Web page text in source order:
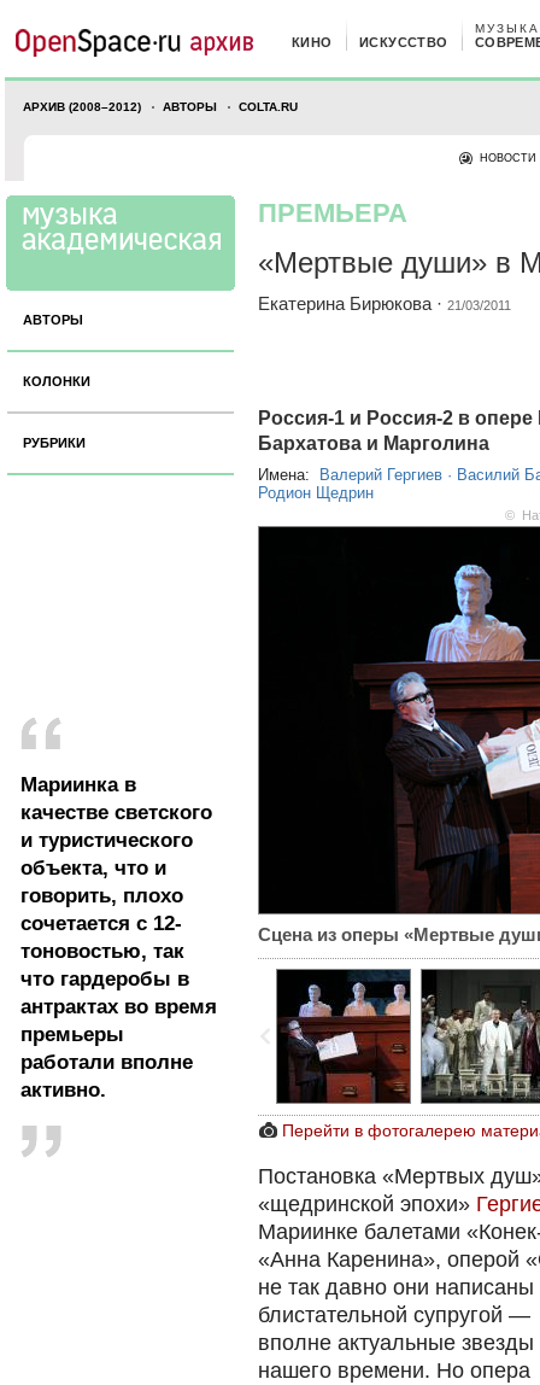
КИНО ИСКУССТВО
МУЗЫКА
АРХИВ (2008–2012) АВТОРЫ COLTA.RU
НОВОСТИ
АВТОРЫ
КОЛОНКИ
РУБРИКИ
Мариинка в
качестве светского
и туристического
объекта, что и
говорить, плохо
сочетается с 12-
тоновостью, так
что гардеробы в
антрактах во время
премьеры
работали вполне
активно.
ПРЕМЬЕРА
«Мертвые души» в
Екатерина Бирюкова · 21/03/2011
Россия-1 и Россия-2 в
Бархатова и Марголина
Имена: Валерий Гергиев · Василий
Родион Щедрин
©
Сцена из оперы «Мертвые
Перейти в фотогалерею
Постановка «Мертвых
«щедринской эпохи»
Мариинке балетами
«Анна Каренина», оперой
не так давно они
блистательной супругой —
вполне актуальные звезды
нашего времени. Но опера